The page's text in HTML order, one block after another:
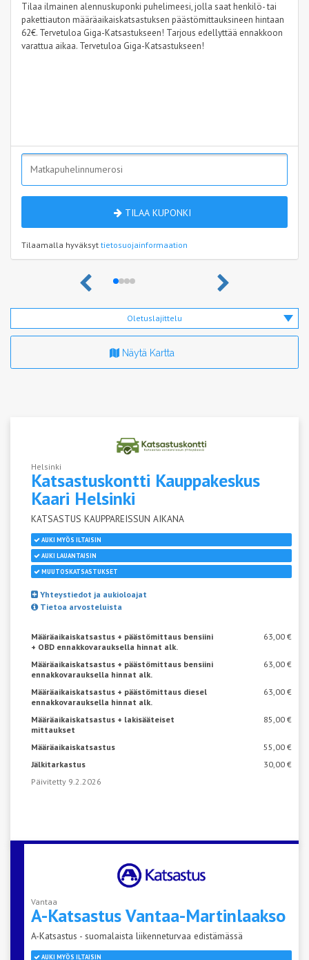
Tilaa ilmainen alennuskuponki puhelimeesi, jolla saat henkilö- tai
pakettiauton määräaikaiskatsastuksen päästömittauksineen hintaan
62€. Tervetuloa Giga-Katsastukseen! Tarjous edellyttää ennakkoon
varattua aikaa. Tervetuloa Giga-Katsastukseen!
TILAA KUPONKI
Tilaamalla hyväksyt tietosuojainformaation
Oletuslajittelu
Näytä Kartta
Helsinki
Katsastuskontti Kauppakeskus
Kaari Helsinki
KATSASTUS KAUPPAREISSUN AIKANA
AUKI MYÖS ILTAISIN
AUKI LAUANTAISIN
MUUTOSKATSASTUKSET
Yhteystiedot ja aukioloajat
Tietoa arvosteluista
Määräaikaiskatsastus + päästömittaus bensiini
+ OBD ennakkovarauksella hinnat alk.
63,00 €
Määräaikaiskatsastus + päästömittaus bensiini
ennakkovarauksella hinnat alk.
63,00 €
Määräaikaiskatsastus + päästömittaus diesel
ennakkovarauksella hinnat alk.
63,00 €
Määräaikaiskatsastus + lakisääteiset
mittaukset
85,00 €
Määräaikaiskatsastus
55,00 €
Jälkitarkastus
30,00 €
Päivitetty 9.2.2026
Vantaa
A-KatsastusVantaa-Martinlaakso
A-Katsastus - suomalaista liikenneturvaa edistämässä
AUKI MYÖS ILTAISIN